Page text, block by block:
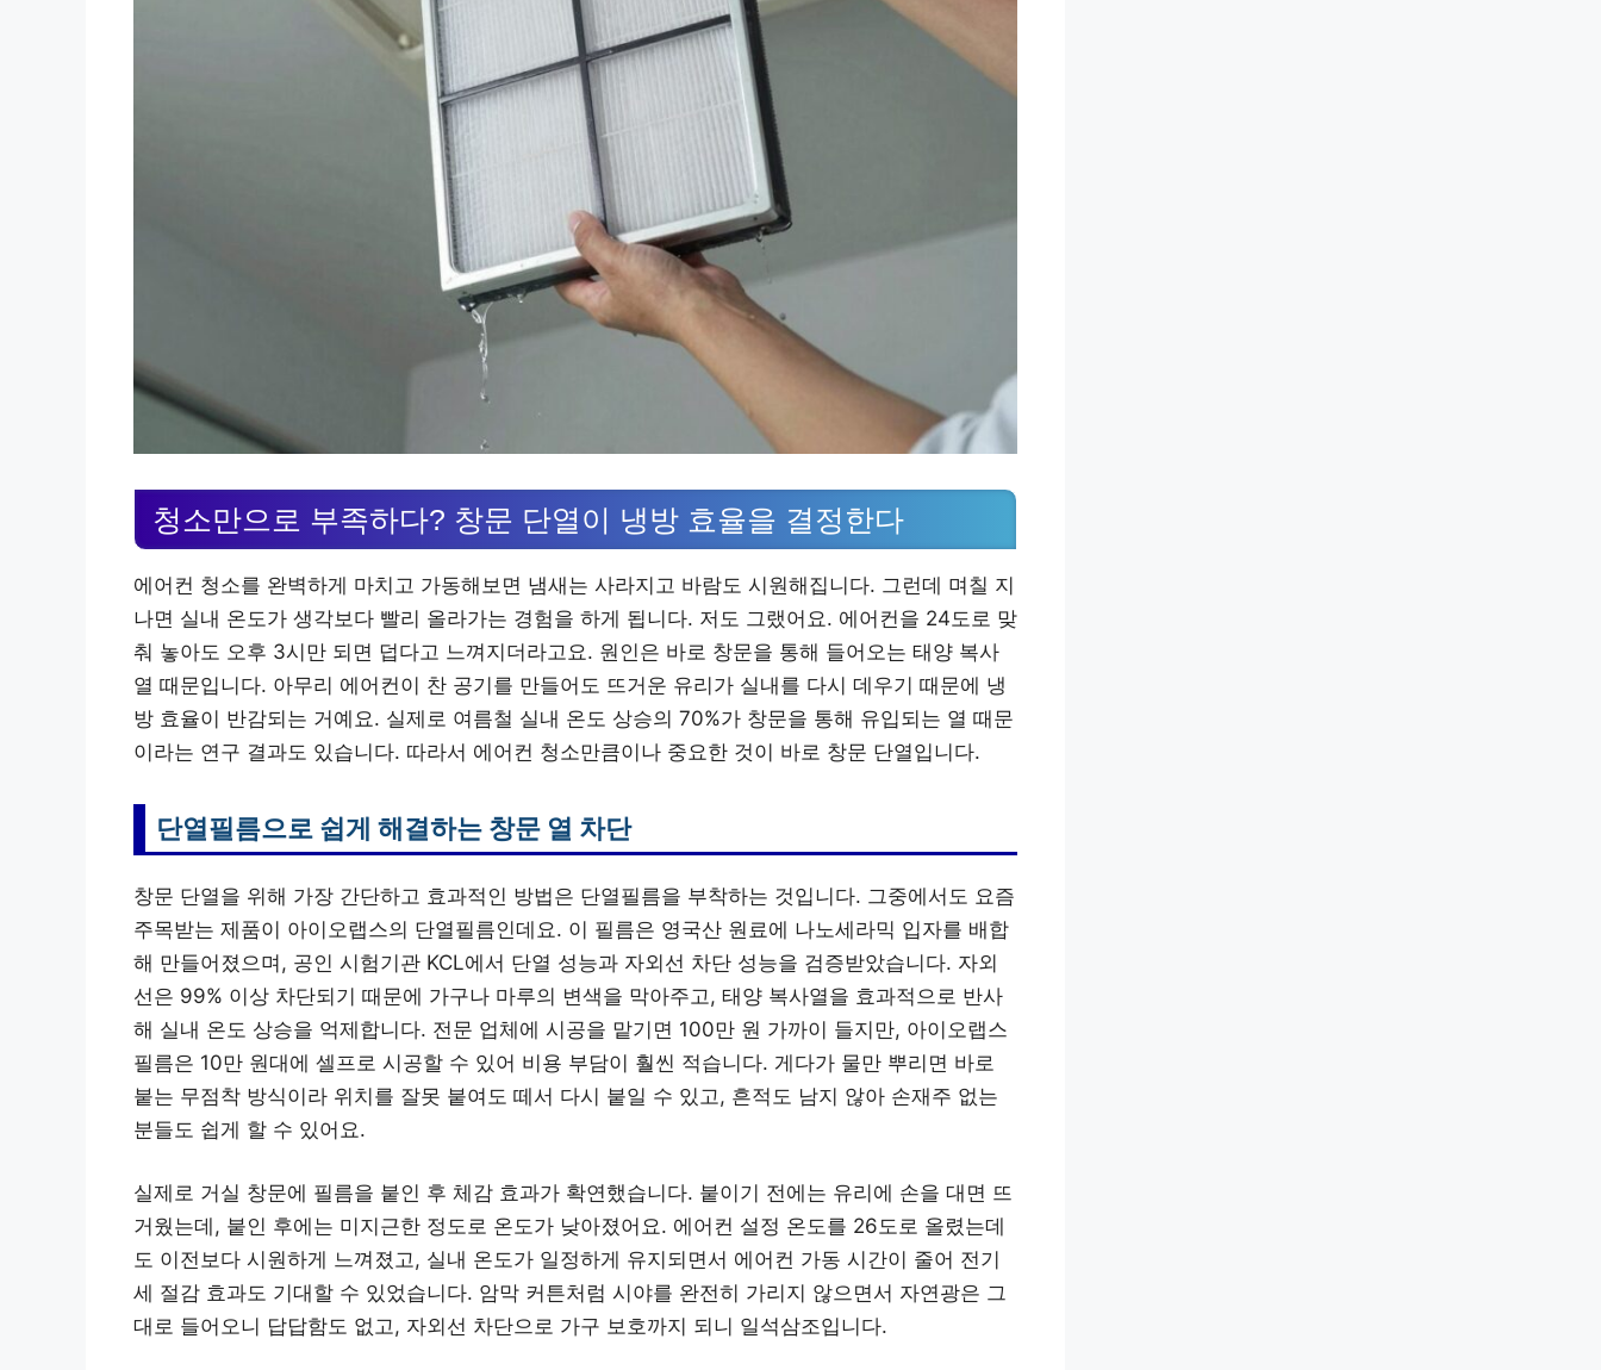
청소만으로 부족하다? 창문 단열이 냉방 효율을 결정한다
에어컨 청소를 완벽하게 마치고 가동해보면 냄새는 사라지고 바람도 시원해집니다. 그런데 며칠 지
나면 실내 온도가 생각보다 빨리 올라가는 경험을 하게 됩니다. 저도 그랬어요. 에어컨을 24도로 맞
춰 놓아도 오후 3시만 되면 덥다고 느껴지더라고요. 원인은 바로 창문을 통해 들어오는 태양 복사
열 때문입니다. 아무리 에어컨이 찬 공기를 만들어도 뜨거운 유리가 실내를 다시 데우기 때문에 냉
방 효율이 반감되는 거예요. 실제로 여름철 실내 온도 상승의 70%가 창문을 통해 유입되는 열 때문
이라는 연구 결과도 있습니다. 따라서 에어컨 청소만큼이나 중요한 것이 바로 창문 단열입니다.
단열필름으로 쉽게 해결하는 창문 열 차단
창문 단열을 위해 가장 간단하고 효과적인 방법은 단열필름을 부착하는 것입니다. 그중에서도 요즘
주목받는 제품이 아이오랩스의 단열필름인데요. 이 필름은 영국산 원료에 나노세라믹 입자를 배합
해 만들어졌으며, 공인 시험기관 KCL에서 단열 성능과 자외선 차단 성능을 검증받았습니다. 자외
선은 99% 이상 차단되기 때문에 가구나 마루의 변색을 막아주고, 태양 복사열을 효과적으로 반사
해 실내 온도 상승을 억제합니다. 전문 업체에 시공을 맡기면 100만 원 가까이 들지만, 아이오랩스
필름은 10만 원대에 셀프로 시공할 수 있어 비용 부담이 훨씬 적습니다. 게다가 물만 뿌리면 바로
붙는 무점착 방식이라 위치를 잘못 붙여도 떼서 다시 붙일 수 있고, 흔적도 남지 않아 손재주 없는
분들도 쉽게 할 수 있어요.
실제로 거실 창문에 필름을 붙인 후 체감 효과가 확연했습니다. 붙이기 전에는 유리에 손을 대면 뜨
거웠는데, 붙인 후에는 미지근한 정도로 온도가 낮아졌어요. 에어컨 설정 온도를 26도로 올렸는데
도 이전보다 시원하게 느껴졌고, 실내 온도가 일정하게 유지되면서 에어컨 가동 시간이 줄어 전기
세 절감 효과도 기대할 수 있었습니다. 암막 커튼처럼 시야를 완전히 가리지 않으면서 자연광은 그
대로 들어오니 답답함도 없고, 자외선 차단으로 가구 보호까지 되니 일석삼조입니다.